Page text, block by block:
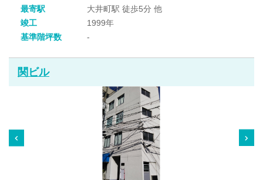
最寄駅
大井町駅 徒歩5分 他
竣工
1999年
基準階坪数
-
関ビル